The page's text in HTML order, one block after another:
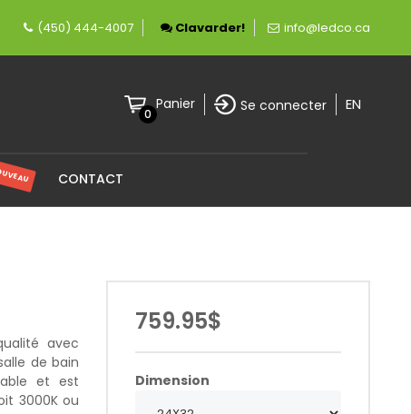
canadienne spécialisée en éclairage LED.
(450) 444-4007 Clavarder! info@ledco.ca
0
Panier Se connecter EN
CONTACT
avec
de bain
et est
3000K ou
759.95$
Dimension